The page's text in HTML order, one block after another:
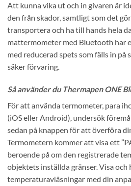
Att kunna vika ut och in givaren är
den från skador, samtligt som det
transportera och ha till hands hela
mattermometer med Bluetooth har
med reducerad spets som fälls in
säker förvaring.
Så använder du Thermapen ONE
För att använda termometer, para
(iOS eller Android), undersök
sedan på knappen för att överföra
Termometern kommer att visa ett
beroende på om den registrerade
objektets inställda gränser. Visa och
temperaturavläsningar med din